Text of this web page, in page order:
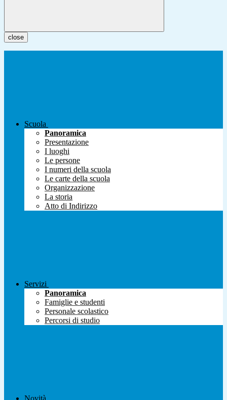
close
Scuola
Panoramica
Presentazione
I luoghi
Le persone
I numeri della scuola
Le carte della scuola
Organizzazione
La storia
Atto di Indirizzo
Servizi
Panoramica
Famiglie e studenti
Personale scolastico
Percorsi di studio